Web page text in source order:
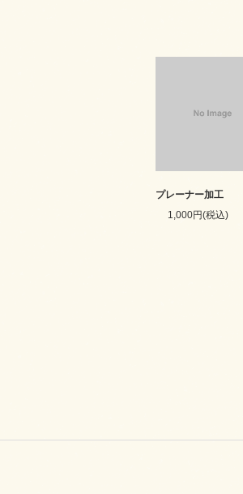
プレーナー加工
1,000円(税込)